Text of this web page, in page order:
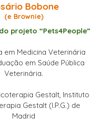
Bobone
(e Brownie)
projeto “Pets4People”
em Medicina Veterinária
em Saúde Pública
Veterinária.
Gestalt, Instituto
Gestalt (I.P.G.) de
Madrid